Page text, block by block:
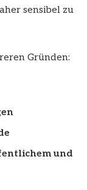
sensibel zu
Gründen:
und